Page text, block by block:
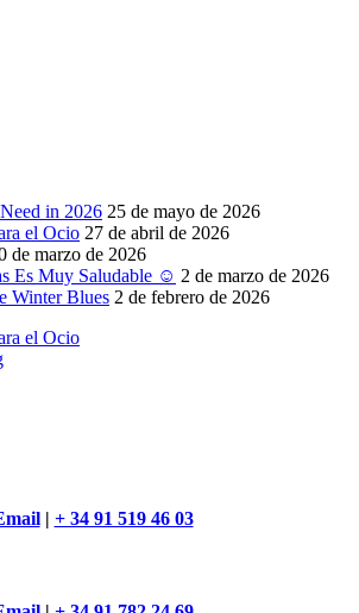
in 2026 25 de mayo de 2026
el Ocio 27 de abril de 2026
de marzo de 2026
Es Muy Saludable ☺ 2 de marzo de 2026
Winter Blues 2 de febrero de 2026
el Ocio
| + 34 91 519 46 03